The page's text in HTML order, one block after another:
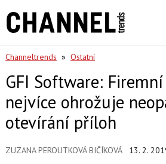
Channeltrends » Ostatní
GFI Software:
nejvíce ohrožuje
otevírání příloh
ZUZANA PEROUTKOVÁ BIČÍKOVÁ 13. 2.